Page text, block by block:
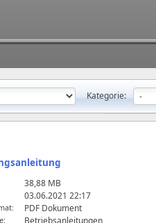
Kategorie:
38,88 MB
03.06.2021 22:17
PDF Dokument
Betriebsanleitungen